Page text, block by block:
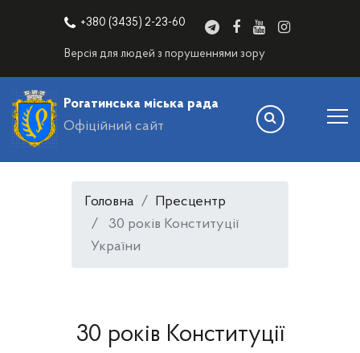
+380 (3435) 2-23-60
Версія для людей з порушеннями зору
Рогатинська міська рада
Офіційний сайт
Головна
Пресцентр
30 років Конституції
України
30 років Конституції